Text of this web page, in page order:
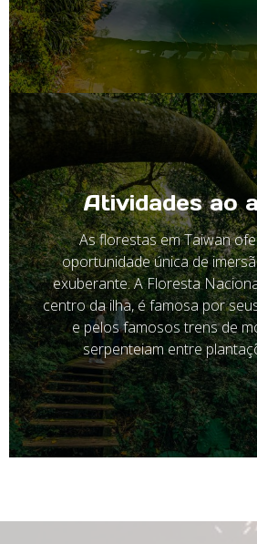
Atividades ao
As florestas em Taiwan
oportunidade única de
exuberante. A Floresta
centro da ilha, é famosa por
e pelos famosos trens de
serpenteiam entre